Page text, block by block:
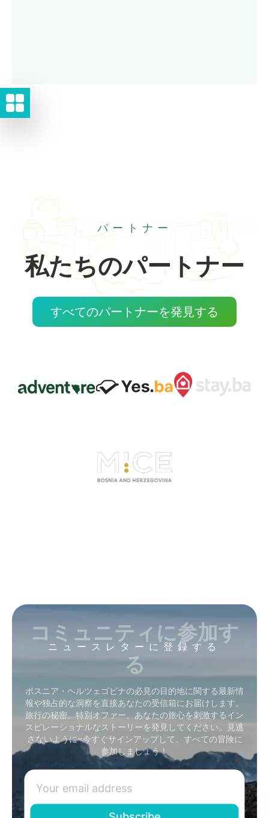
パートナー
私たちのパートナー
すべてのパートナーを発見する
ニュースレターに登録する
コミュニティに参加す
る
ボスニア・ヘルツェゴビナの必見の目的地に関する最新情
報や独占的な洞察を直接あなたの受信箱にお届けします。
旅行の秘密、特別オファー、あなたの旅心を刺激するイン
スピレーショナルなストーリーを発見してください。見逃
さないように–今すぐサインアップして、すべての冒険に
参加しましょう！